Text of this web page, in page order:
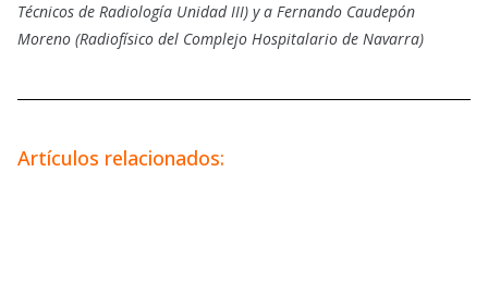
Técnicos de Radiología Unidad III) y a Fernando Caudepón
Moreno (Radiofísico del Complejo Hospitalario de Navarra)
Artículos relacionados: